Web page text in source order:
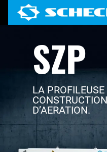
SZP
LA
D’AERATION.